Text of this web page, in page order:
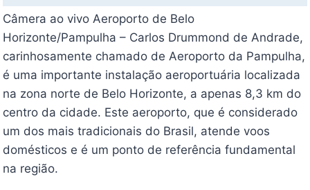
Câmera ao vivo Aeroporto de Belo
Horizonte/Pampulha – Carlos Drummond de Andrade,
carinhosamente chamado de Aeroporto da Pampulha,
é uma importante instalação aeroportuária localizada
na zona norte de Belo Horizonte, a apenas 8,3 km do
centro da cidade. Este aeroporto, que é considerado
um dos mais tradicionais do Brasil, atende voos
domésticos e é um ponto de referência fundamental
na região.